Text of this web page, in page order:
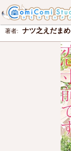
富豪とお試し
著者: ナツ之えだまめ